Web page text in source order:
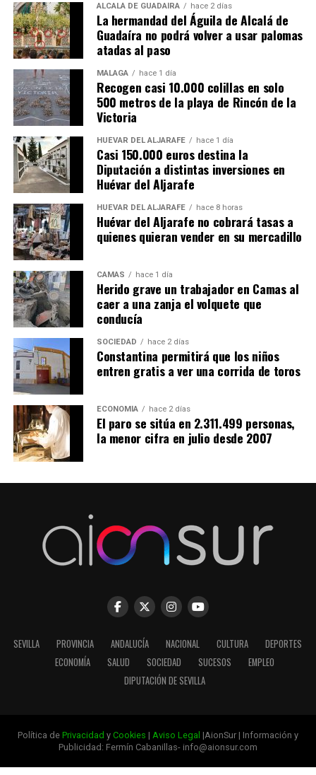
ALCALÁ DE GUADAÍRA hace 2 días
La hermandad del Águila de Alcalá de
Guadaíra no podrá volver a usar palomas
atadas al paso
MÁLAGA hace 1 día
Recogen casi 10.000 colillas en solo
500 metros de la playa de Rincón de la
Victoria
HUÉVAR DEL ALJARAFE hace 1 día
Casi 150.000 euros destina la
Diputación a distintas inversiones en
Huévar del Aljarafe
HUÉVAR DEL ALJARAFE hace 8 horas
Huévar del Aljarafe no cobrará tasas a
quienes quieran vender en su mercadillo
CAMAS hace 1 día
Herido grave un trabajador en Camas al
caer a una zanja el volquete que
conducía
SOCIEDAD hace 2 días
Constantina permitirá que los niños
entren gratis a ver una corrida de toros
ECONOMÍA hace 2 días
El paro se sitúa en 2.311.499 personas,
la menor cifra en julio desde 2007
SEVILLA PROVINCIA ANDALUCÍA NACIONAL CULTURA
DEPORTES
ECONOMÍA
SALUD SOCIEDAD SUCESOS
EMPLEO
DIPUTACIÓN DE SEVILLA
Política de Privacidad y Cookies | Aviso Legal |AionSur | Información y
Publicidad: Fermín Cabanillas- info@aionsur.com